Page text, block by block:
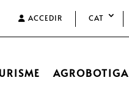
ACCEDIR CAT
AGROBOTIGA